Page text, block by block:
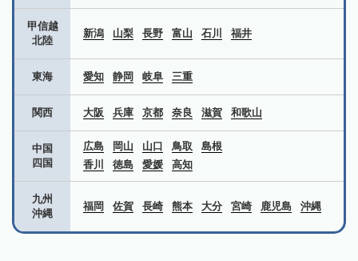
甲信越
北陸
新潟 山梨 長野 富山 石川 福井
東海 愛知 静岡 岐阜 三重
関西 大阪 兵庫 京都 奈良 滋賀 和歌山
中国
四国
広島 岡山 山口 鳥取
島根
香川
徳島 愛媛 高知
九州
沖縄
福岡 佐賀 長崎 熊本 大分 宮崎 鹿児島 沖縄